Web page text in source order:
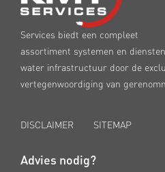
Services biedt een compleet
assortiment systemen en
water infrastructuur door de
vertegenwoordiging van
DISCLAIMER SITEMAP
Advies nodig?